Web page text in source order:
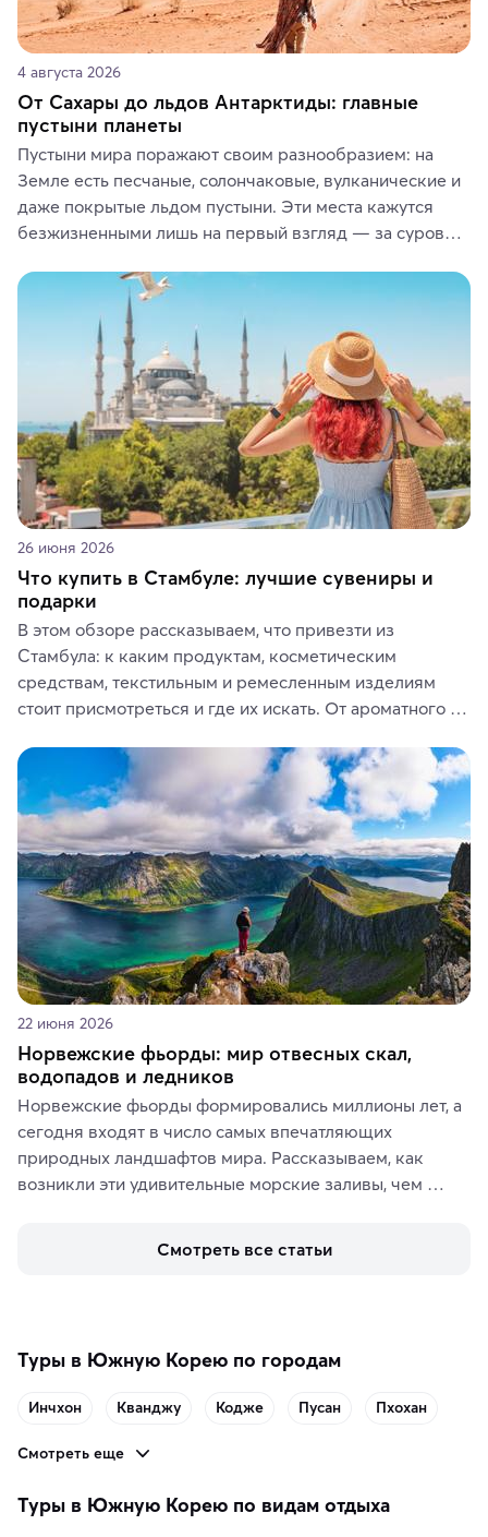
4 августа 2026
От Сахары до льдов Антарктиды: главные
пустыни планеты
Пустыни мира поражают своим разнообразием: на
Земле есть песчаные, солончаковые, вулканические и
даже покрытые льдом пустыни. Эти места кажутся
безжизненными лишь на первый взгляд — за суровой
животные и маршруты, которые дарят одни из самых
ярких впечатлений от путешествий.
26 июня 2026
Что купить в Стамбуле: лучшие сувениры и
подарки
В этом обзоре рассказываем, что привезти из
Стамбула: к каким продуктам, косметическим
средствам, текстильным и ремесленным изделиям
стоит присмотреться и где их искать. От ароматного
керамики и изделий из кожи на турецких рынках и в
аутентичных лавках — в подарок близким или себе на
память о путешествии.
22 июня 2026
Норвежские фьорды: мир отвесных скал,
водопадов и ледников
Норвежские фьорды формировались миллионы лет, а
сегодня входят в число самых впечатляющих
природных ландшафтов мира. Рассказываем, как
возникли эти удивительные морские заливы, чем
включить в маршрут по Норвегии.
Смотреть все статьи
Туры в Южную Корею по городам
Инчхон Кванджу Кодже Пусан Пхохан
Смотреть еще
Туры в Южную Корею по видам отдыха